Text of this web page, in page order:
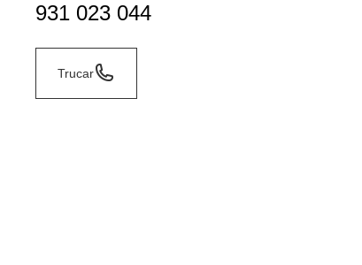
931 023 044
Trucar